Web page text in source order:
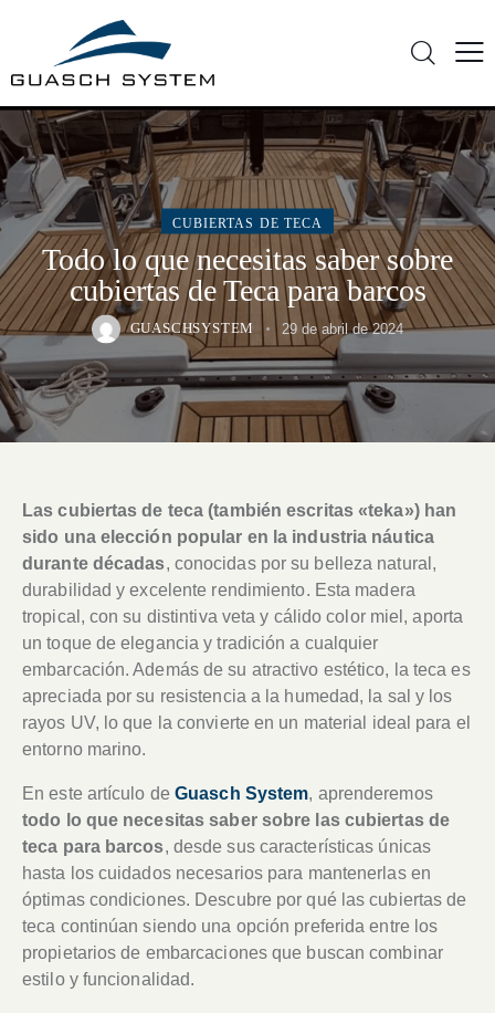
CUBIERTAS DE TECA
Todo lo que necesitas saber sobre
cubiertas de Teca para barcos
GUASCHSYSTEM 29 de abril de 2024
Las cubiertas de teca (también escritas «teka») han
sido una elección popular en la industria náutica
durante décadas, conocidas por su belleza natural,
durabilidad y excelente rendimiento. Esta madera
tropical, con su distintiva veta y cálido color miel, aporta
un toque de elegancia y tradición a cualquier
embarcación. Además de su atractivo estético, la teca es
apreciada por su resistencia a la humedad, la sal y los
rayos UV, lo que la convierte en un material ideal para el
entorno marino.
En este artículo de Guasch System, aprenderemos
todo lo que necesitas saber sobre las cubiertas de
teca para barcos, desde sus características únicas
hasta los cuidados necesarios para mantenerlas en
óptimas condiciones. Descubre por qué las cubiertas de
teca continúan siendo una opción preferida entre los
propietarios de embarcaciones que buscan combinar
estilo y funcionalidad.